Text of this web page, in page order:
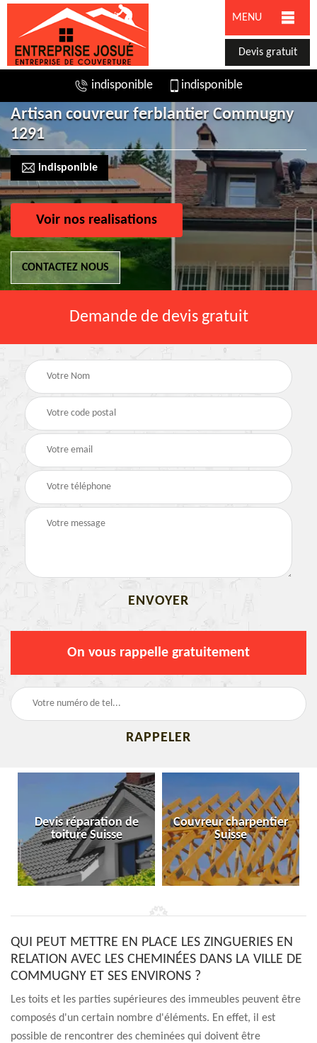
MENU
Devis gratuit
indisponible indisponible
Artisan couvreur ferblantier Commugny
1291
indisponible
Voir nos realisations
CONTACTEZ NOUS
Demande de devis gratuit
On vous rappelle gratuitement
Devis réparation de
toiture Suisse
Couvreur charpentier
Suisse
QUI PEUT METTRE EN PLACE LES ZINGUERIES EN
RELATION AVEC LES CHEMINÉES DANS LA VILLE DE
COMMUGNY ET SES ENVIRONS ?
Les toits et les parties supérieures des immeubles peuvent être
composés d'un certain nombre d'éléments. En effet, il est
possible de rencontrer des cheminées qui doivent être